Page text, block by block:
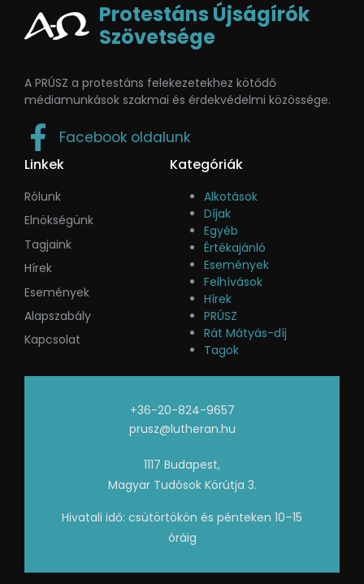
Protestáns Újságírók
Szövetsége
A PRÚSZ a protestáns felekezetekhez kötődő
médiamunkások szakmai és érdekvédelmi közössége.
Facebook oldalunk
Linkek
Rólunk
Elnökségünk
Tagjaink
Hírek
Események
Alapszabály
Kapcsolat
Kategóriák
Alkotások
Díjak
Egyéb
Értékajánló
Események
Felhívások
Hírek
PRÚSZ
Rát Mátyás-díj
Tagok
+36-20-824-9657
prusz@lutheran.hu
1117 Budapest,
Magyar Tudósok Körútja 3.
Hivatali idő: csütörtökön és pénteken 10–15
óráig